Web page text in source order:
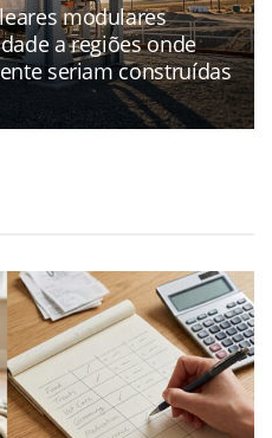
modulares
a regiões onde
seriam construídas